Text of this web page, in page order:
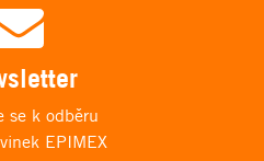
se k odběru
EPIMEX